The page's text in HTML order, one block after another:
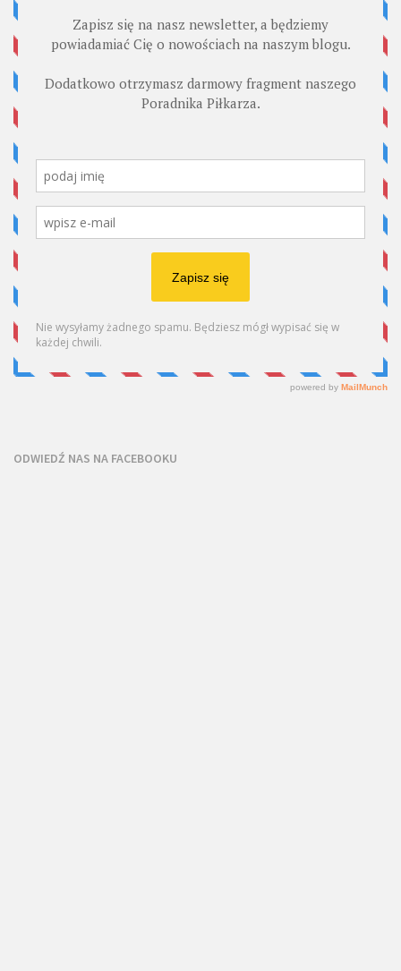
ODWIEDŹ NAS NA FACEBOOKU